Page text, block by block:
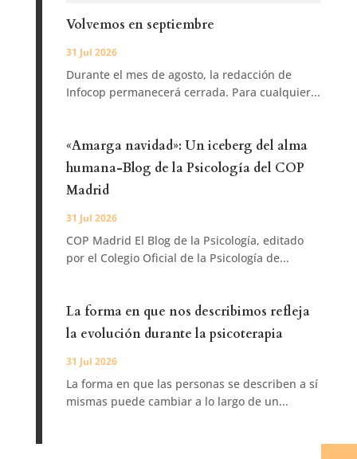
Volvemos en septiembre
31 Jul 2026
Durante el mes de agosto, la redacción de
Infocop permanecerá cerrada. Para cualquier...
«Amarga navidad»: Un iceberg del alma
humana-Blog de la Psicología del COP
Madrid
31 Jul 2026
COP Madrid El Blog de la Psicología, editado
por el Colegio Oficial de la Psicología de...
La forma en que nos describimos refleja
la evolución durante la psicoterapia
31 Jul 2026
La forma en que las personas se describen a sí
mismas puede cambiar a lo largo de un...